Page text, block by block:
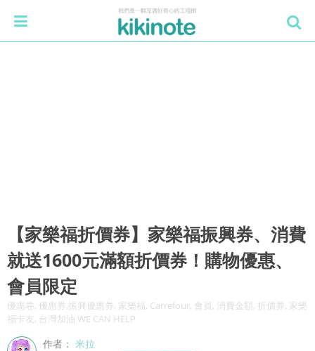
【家樂福折價券】家樂福振興券、消費
就送1600元滿額折價券！購物優惠、
會員限定
優惠卷, 優惠券,振興優惠券, 家樂福, Carrefour, 會員, 消費金額, 折價券, 家樂
福卡友, 台灣加油 WE CAN HELP
作者：米拉